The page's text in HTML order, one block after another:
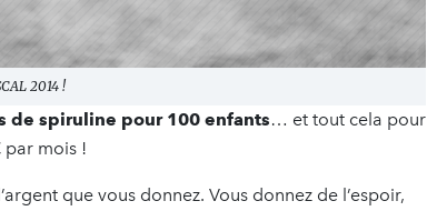
2014 !
de spiruline pour 100 enfants… et tout cela pour
par mois !
que vous donnez. Vous donnez de l’espoir,